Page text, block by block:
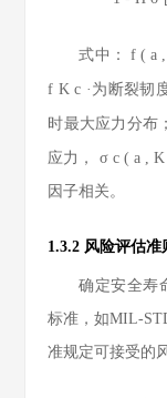
式中： f ( a ,
f K c · 为断裂韧
时最大应力分布；
应力， σ c ( a , K
因子相关。
1.3.2 风险评估准
确定安全寿
标准，如MIL-
准规定可接受的